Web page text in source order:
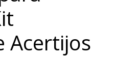
Acertijos